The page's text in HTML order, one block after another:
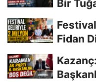
Bir
Fidan